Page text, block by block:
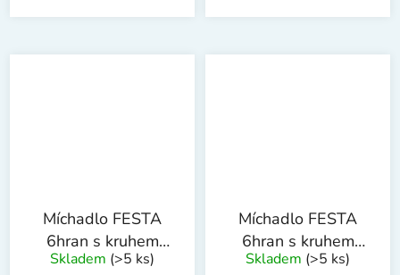
Míchadlo FESTA
6hran s kruhem
120mm ZN
Skladem (>5 ks)
Míchadlo FESTA
6hran s kruhem
80mm ZN
Skladem (>5 ks)